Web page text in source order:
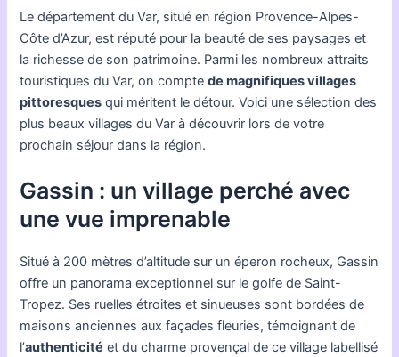
Le département du Var, situé en région Provence-Alpes-
Côte d’Azur, est réputé pour la beauté de ses paysages et
la richesse de son patrimoine. Parmi les nombreux attraits
touristiques du Var, on comptede magnifiques villages
pittoresques qui méritent le détour. Voici une sélection des
plus beaux villages du Var à découvrir lors de votre
prochain séjour dans la région.
Gassin : un village perché avec
une vue imprenable
Situé à 200 mètres d’altitude sur un éperon rocheux, Gassin
offre un panorama exceptionnel sur le golfe de Saint-
Tropez. Ses ruelles étroites et sinueuses sont bordées de
maisons anciennes aux façades fleuries, témoignant de
l’authenticité et du charme provençal de ce village labellisé